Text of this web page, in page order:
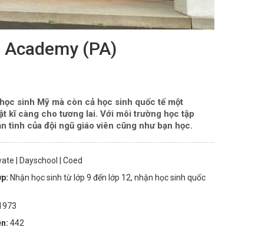
(PA)
sinh Mỹ mà còn cả học sinh quốc tế một
kĩ càng cho tương lai. Với môi trường học tập
tình của đội ngũ giáo viên cũng như bạn học.
| Dayschool
| Coed
Nhận học sinh từ lớp 9 đến lớp 12, nhận học sinh quốc
442